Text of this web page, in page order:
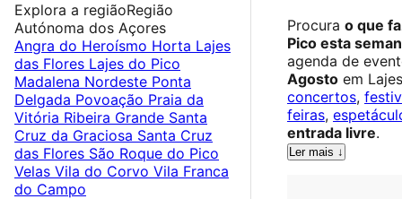
Procura o que
Pico esta
agenda de
Agosto em
concertos,
feiras,
entrada livre.
Ler mais ↓
Explora a regiãoRegião
Autónoma dos Açores
Angra do Heroísmo Horta Lajes
das Flores Lajes do Pico
Madalena Nordeste Ponta
Delgada Povoação Praia da
Vitória Ribeira Grande Santa
Cruz da Graciosa Santa Cruz
das Flores São Roque do Pico
Velas Vila do Corvo Vila Franca
do Campo